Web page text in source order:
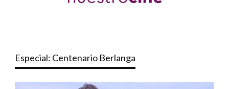
Especial: Centenario Berlanga